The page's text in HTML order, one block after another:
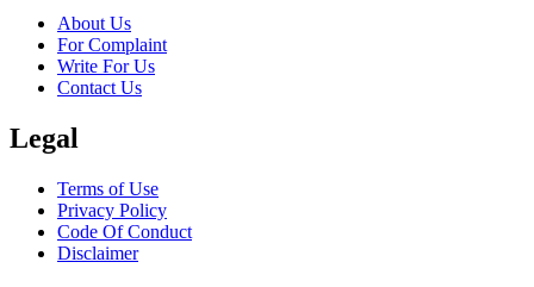
About Us
For Complaint
Write For Us
Contact Us
Legal
Terms of Use
Privacy Policy
Code Of Conduct
Disclaimer